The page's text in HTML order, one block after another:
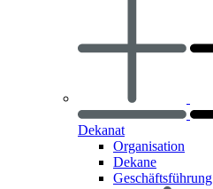
Dekanat
Organisation
Dekane
Geschäftsführung